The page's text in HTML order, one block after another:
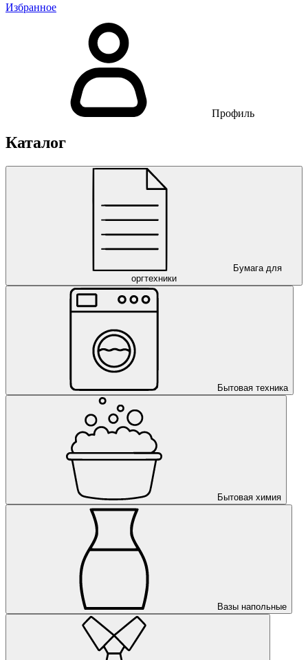
Избранное
Профиль
Каталог
Бумага для
оргтехники
Бытовая техника
Бытовая химия
Вазы напольные